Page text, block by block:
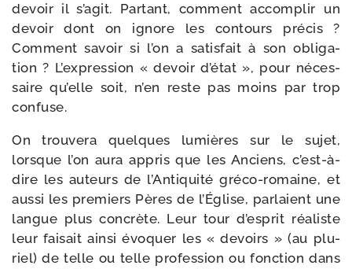
devoir il s’a­git. Partant, com­ment accom­plir un
devoir dont on ignore les contours pré­cis ?
Comment savoir si l’on a satis­fait à son obli­ga­
tion ? L’expression « devoir d’é­tat », pour néces­
saire qu’elle soit, n’en reste pas moins par trop
confuse.
On trou­ve­ra quelques lumières sur le sujet,
lorsque l’on aura appris que les Anciens, c’est-​à-​
dire les auteurs de l’Antiquité gréco-​romaine, et
aus­si les pre­miers Pères de l’Église, par­laient une
langue plus concrète. Leur tour d’es­prit réa­liste
leur fai­sait ain­si évo­quer les « devoirs » (au plu­
riel) de telle ou telle pro­fes­sion ou fonc­tion dans